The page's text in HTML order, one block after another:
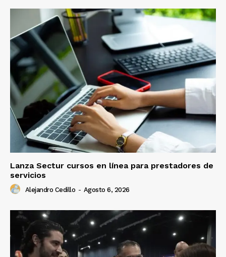
Lanza Sectur cursos en línea para prestadores de
servicios
Alejandro Cedillo - Agosto 6, 2026